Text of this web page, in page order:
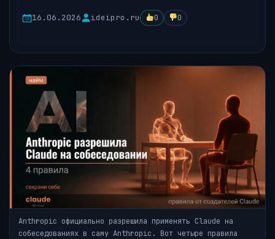
16.06.2026 ideipro.ru 0 0
Anthropic официально разрешила применять Claude на
собеседованиях в саму Anthropic. Вот четыре правила